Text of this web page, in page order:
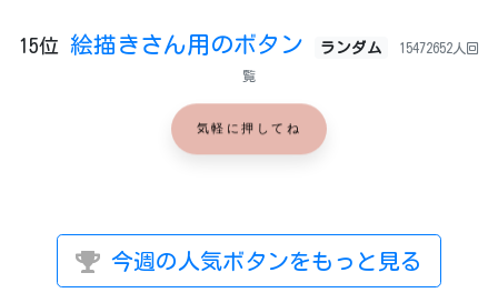
15位 絵描きさん用のボタン ランダム 15472652人回
覧
気軽に押してね
今週の人気ボタンをもっと見る